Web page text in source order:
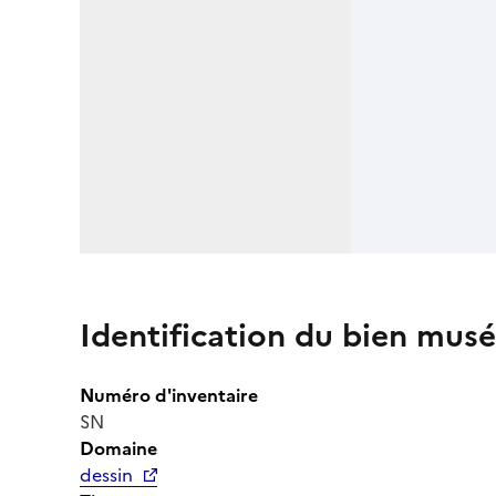
Identification du bien
Numéro d'inventaire
SN
Domaine
dessin